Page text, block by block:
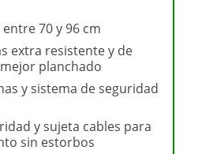
70 y 96 cm
extra resistente y de
planchado
y sistema de seguridad
y sujeta cables para
sin estorbos